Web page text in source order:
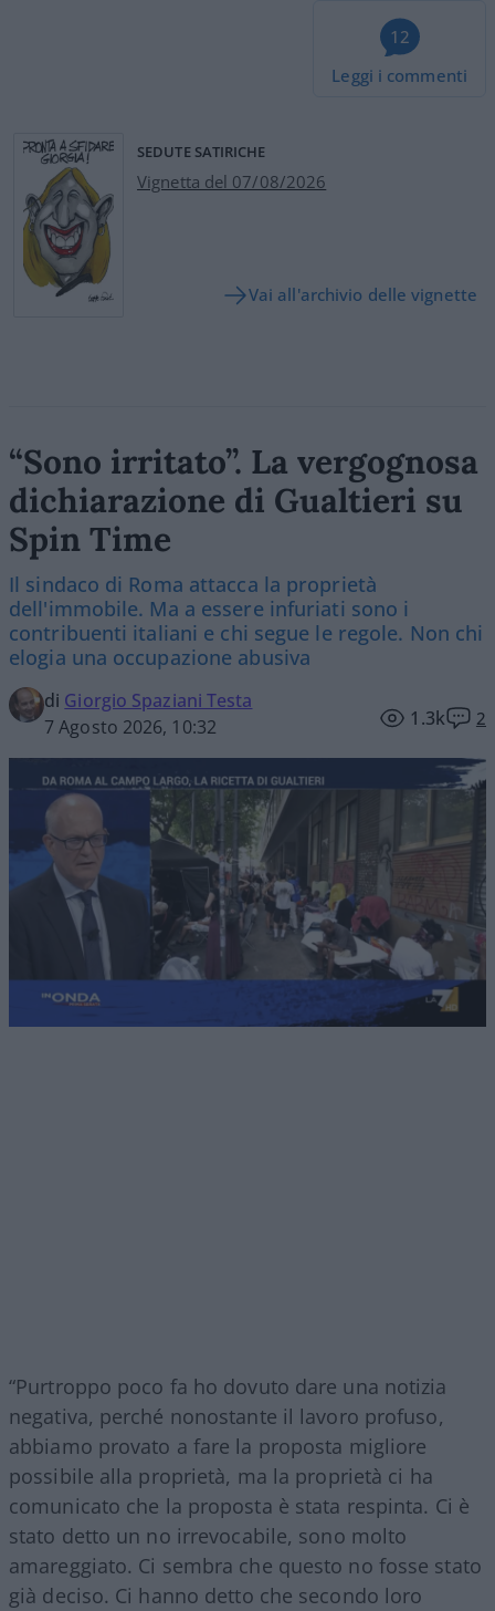
12
Leggi i commenti
SEDUTE SATIRICHE
Vignetta del 07/08/2026
Vai all'archivio delle vignette
“Sono irritato”. La vergognosa
dichiarazione di Gualtieri su
Spin Time
Il sindaco di Roma attacca la proprietà
dell'immobile. Ma a essere infuriati sono i
contribuenti italiani e chi segue le regole. Non chi
elogia una occupazione abusiva
di Giorgio Spaziani Testa
7 Agosto 2026, 10:32
1.3k 2
“Purtroppo poco fa ho dovuto dare una notizia
negativa, perché nonostante il lavoro profuso,
abbiamo provato a fare la proposta migliore
possibile alla proprietà, ma la proprietà ci ha
comunicato che la proposta è stata respinta. Ci è
stato detto un no irrevocabile, sono molto
amareggiato. Ci sembra che questo no fosse stato
già deciso. Ci hanno detto che secondo loro